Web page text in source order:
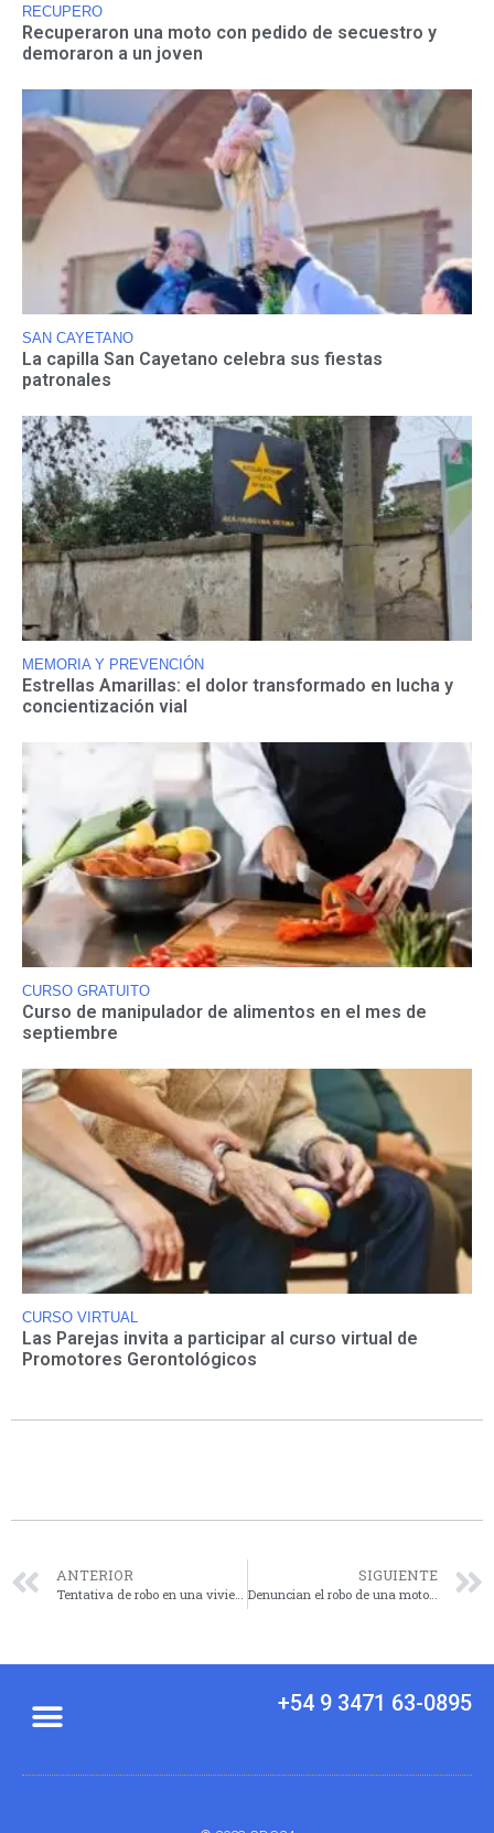
RECUPERO
Recuperaron una moto con pedido de secuestro y
demoraron a un joven
SAN CAYETANO
La capilla San Cayetano celebra sus fiestas
patronales
MEMORIA Y PREVENCIÓN
Estrellas Amarillas: el dolor transformado en lucha y
concientización vial
CURSO GRATUITO
Curso de manipulador de alimentos en el mes de
septiembre
CURSO VIRTUAL
Las Parejas invita a participar al curso virtual de
Promotores Gerontológicos
ANTERIOR
Tentativa de robo en una vivienda de Saavedra al 1200 con dos sospechosos
SIGUIENTE
Denuncian el robo de una moto estacionada en Bernardo de Irigoyen al 1300
+54 9 3471 63-0895